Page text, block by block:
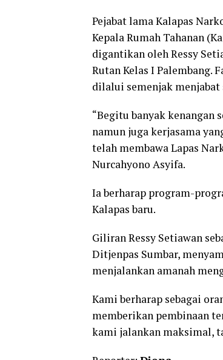
Pejabat lama Kalapas
Kepala Rumah Tahanan
digantikan oleh Ressy
Rutan Kelas I Palembang.
dilalui semenjak
“Begitu banyak kenangan
namun juga kerjasama
telah membawa Lapas
Nurcahyono Asyifa.
Ia berharap program-
Kalapas baru.
Giliran Ressy Setiawan
Ditjenpas Sumbar,
menjalankan amanah
Kami berharap sebagai
memberikan pembinaan
kami jalankan maksimal,